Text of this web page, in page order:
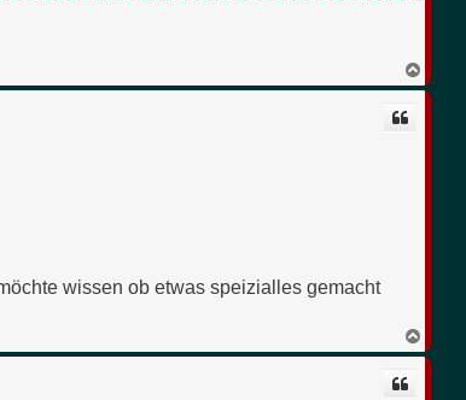
a
c
wissen ob etwas speizialles gemacht
a
c